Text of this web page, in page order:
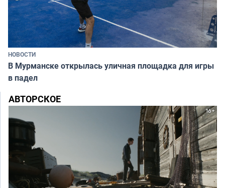
НОВОСТИ
В Мурманске открылась уличная площадка для игры
в падел
АВТОРСКОЕ